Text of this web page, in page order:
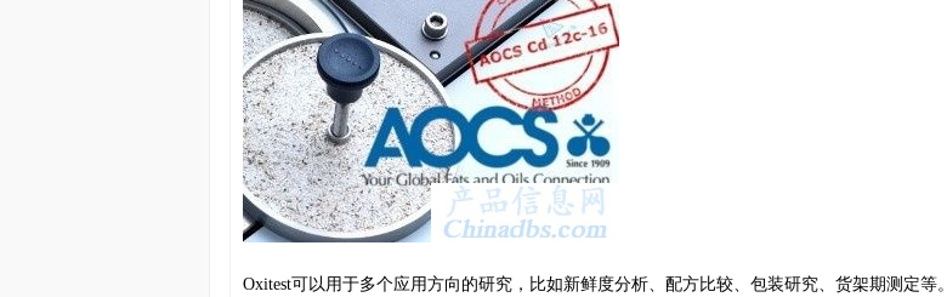
Oxitest可以用于多个应用方向的研究，比如新鲜度分析、配方比较、包装研究、货架期测定等。